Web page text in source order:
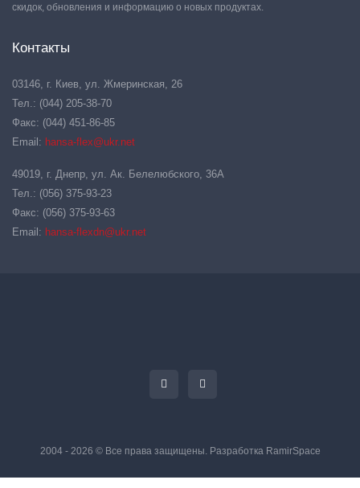
скидок, обновления и информацию о новых продуктах.
Контакты
03146, г. Киев, ул. Жмеринская, 26
Тел.: (044) 205-38-70
Факс: (044) 451-86-85
Email: hansa-flex@ukr.net
49019, г. Днепр, ул. Ак. Белелюбского, 36А
Тел.: (056) 375-93-23
Факс: (056) 375-93-63
Email: hansa-flexdn@ukr.net
2004 - 2026 © Все права защищены. Разработка RamirSpace